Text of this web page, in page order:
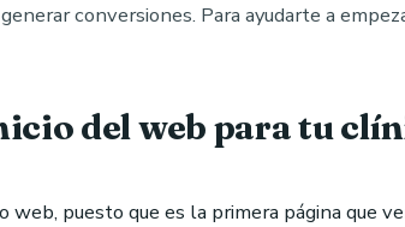
conversiones. Para ayudarte a
del web para tu
puesto que es la primera página que